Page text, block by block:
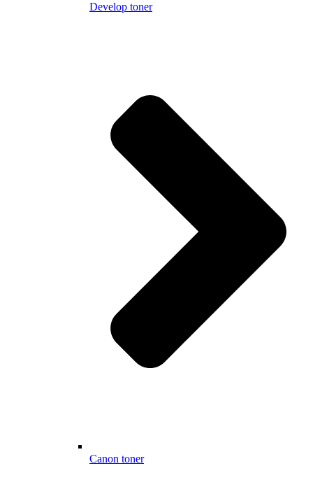
Develop toner
Canon toner